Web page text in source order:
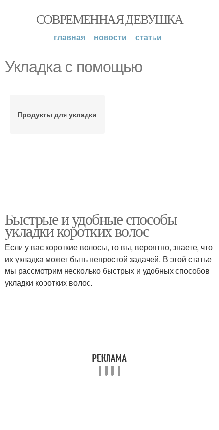
СОВРЕМЕННАЯ ДЕВУШКА
главная новости статьи
Укладка с помощью
Продукты для укладки
Быстрые и удобные способы
укладки коротких волос
Если у вас короткие волосы, то вы, вероятно, знаете, что
их укладка может быть непростой задачей. В этой статье
мы рассмотрим несколько быстрых и удобных способов
укладки коротких волос.